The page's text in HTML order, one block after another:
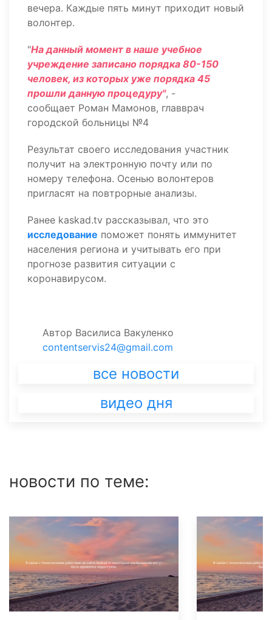
вечера. Каждые пять минут приходит новый
волонтер.
"На данный момент в наше учебное
учреждение записано порядка 80-150
человек, из которых уже порядка 45
прошли данную процедуру", -
сообщает Роман Мамонов, главврач
городской больницы №4
Результат своего исследования участник
получит на электронную почту или по
номеру телефона. Осенью волонтеров
пригласят на повтрорные анализы.
Ранее kaskad.tv рассказывал, что это
исследование поможет понять иммунитет
населения региона и учитывать его при
прогнозе развития ситуации с
коронавирусом.
Автор Василиса Вакуленко
contentservis24@gmail.com
все новости
видео дня
новости по теме: